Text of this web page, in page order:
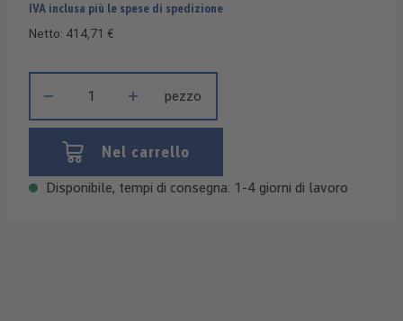
IVA inclusa più le spese di spedizione
Netto: 414,71 €
pezzo
Nel carrello
Disponibile, tempi di consegna: 1-4 giorni di lavoro